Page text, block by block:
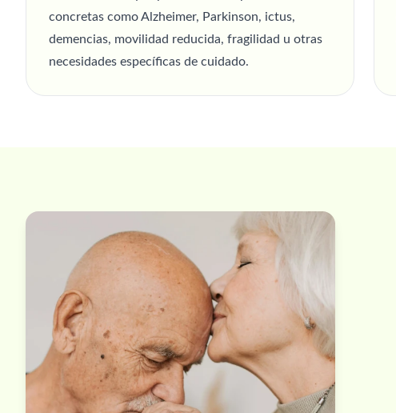
concretas como Alzheimer, Parkinson, ictus,
demencias, movilidad reducida, fragilidad u otras
necesidades específicas de cuidado.